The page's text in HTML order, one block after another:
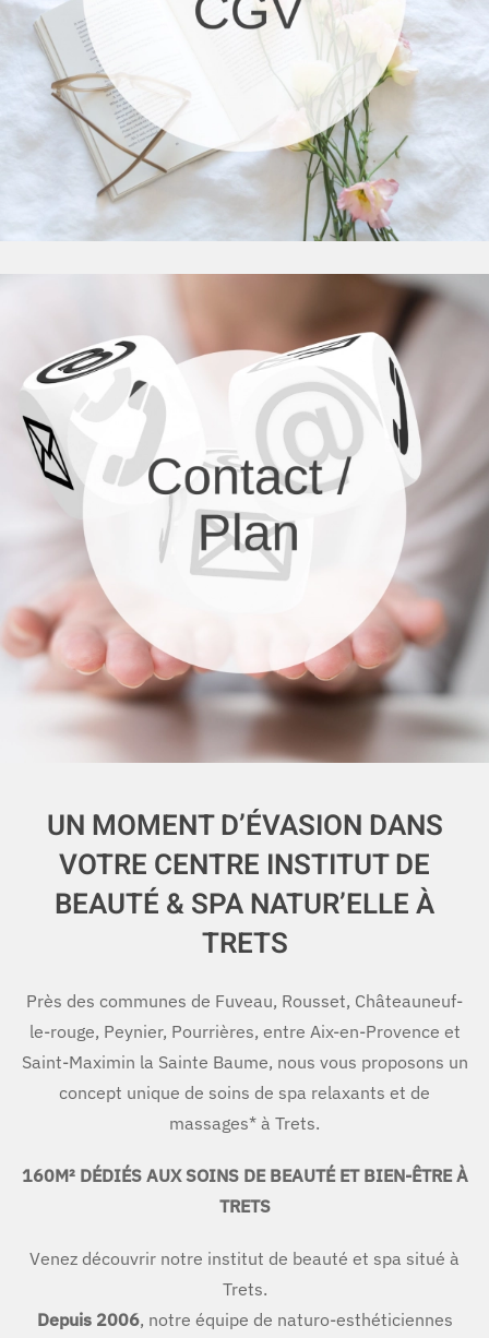
UN MOMENT D’ÉVASION DANS
VOTRE CENTRE INSTITUT DE
BEAUTÉ & SPA NATUR’ELLE À
TRETS
Près des communes de Fuveau, Rousset, Châteauneuf-
le-rouge, Peynier, Pourrières, entre Aix-en-Provence et
Saint-Maximin la Sainte Baume, nous vous proposons un
concept unique de soins de spa relaxants et de
massages* à Trets.
160M² DÉDIÉS AUX SOINS DE BEAUTÉ ET BIEN-ÊTRE À
TRETS
Venez découvrir notre institut de beauté et spa situé à
Trets.
Depuis 2006, notre équipe de naturo-esthéticiennes